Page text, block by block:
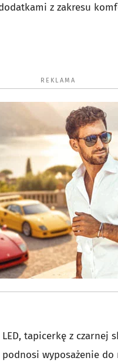
z zakresu
REKLAMA
tapicerkę z czarnej
wyposażenie do